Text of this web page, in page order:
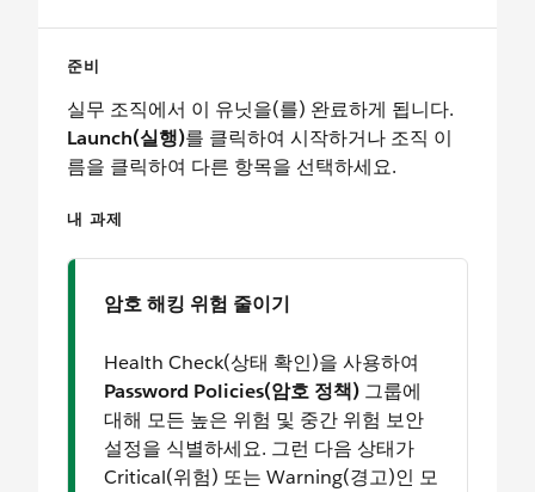
준비
실무 조직에서 이 유닛을(를) 완료하게 됩니다.
Launch(실행)를 클릭하여 시작하거나 조직 이
름을 클릭하여 다른 항목을 선택하세요.
내 과제
암호 해킹 위험 줄이기
Health Check(상태 확인)을 사용하여
Password Policies(암호 정책) 그룹에
대해 모든 높은 위험 및 중간 위험 보안
설정을 식별하세요. 그런 다음 상태가
Critical(위험) 또는 Warning(경고)인 모